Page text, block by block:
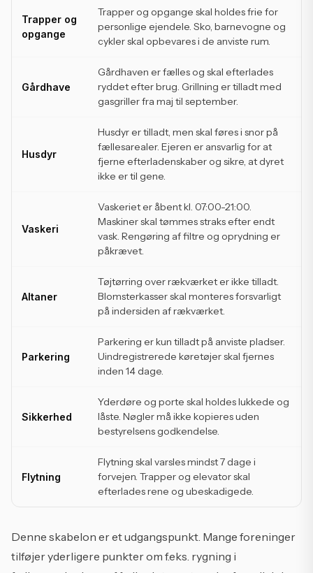
Trapper og
opgange
Trapper og opgange skal holdes frie for
personlige ejendele. Sko, barnevogne og
cykler skal opbevares i de anviste rum.
Gårdhave
Gårdhaven er fælles og skal efterlades
ryddet efter brug. Grillning er tilladt med
gasgriller fra maj til september.
Husdyr
Husdyr er tilladt, men skal føres i snor på
fællesarealer. Ejeren er ansvarlig for at
fjerne efterladenskaber og sikre, at dyret
ikke er til gene.
Vaskeri
Vaskeriet er åbent kl. 07:00-21:00.
Maskiner skal tømmes straks efter endt
vask. Rengøring af filtre og oprydning er
påkrævet.
Altaner
Tøjtørring over rækværket er ikke tilladt.
Blomsterkasser skal monteres forsvarligt
på indersiden af rækværket.
Parkering
Parkering er kun tilladt på anviste pladser.
Uindregistrerede køretøjer skal fjernes
inden 14 dage.
Sikkerhed
Yderdøre og porte skal holdes lukkede og
låste. Nøgler må ikke kopieres uden
bestyrelsens godkendelse.
Flytning
Flytning skal varsles mindst 7 dage i
forvejen. Trapper og elevator skal
efterlades rene og ubeskadigede.
Denne skabelon er et udgangspunkt. Mange foreninger
tilføjer yderligere punkter om f.eks. rygning i